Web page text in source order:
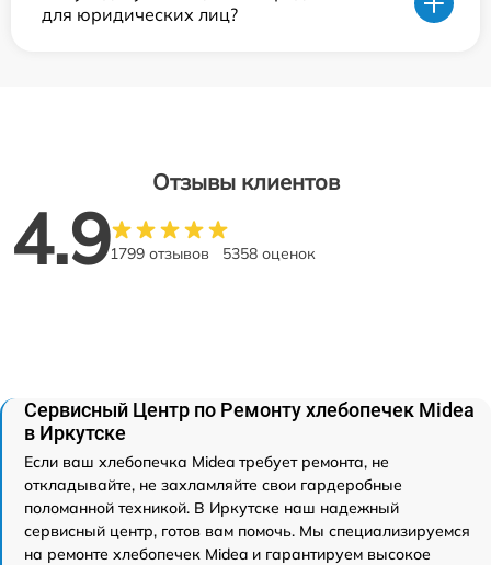
для юридических лиц?
Отзывы клиентов
4.91799 отзывов 5358 оценок
Сервисный Центр по Ремонту хлебопечек Midea
в Иркутске
Если ваш хлебопечка Midea требует ремонта, не
откладывайте, не захламляйте свои гардеробные
поломанной техникой. В Иркутске наш надежный
сервисный центр, готов вам помочь. Мы специализируемся
на ремонте хлебопечек Midea и гарантируем высокое